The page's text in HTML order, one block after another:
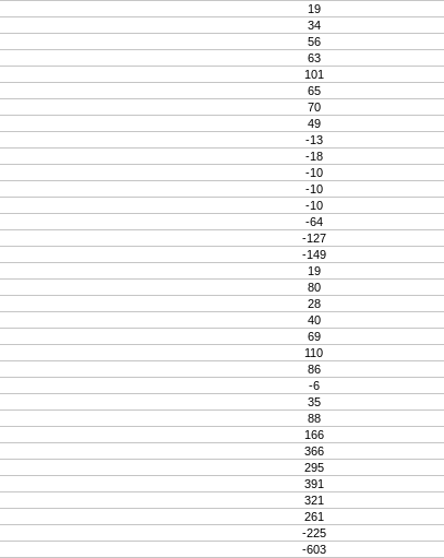
19
34
56
63
101
65
70
49
-13
-18
-10
-10
-10
-64
-127
-149
19
80
28
40
69
110
86
-6
35
88
166
366
295
391
321
261
-225
-603